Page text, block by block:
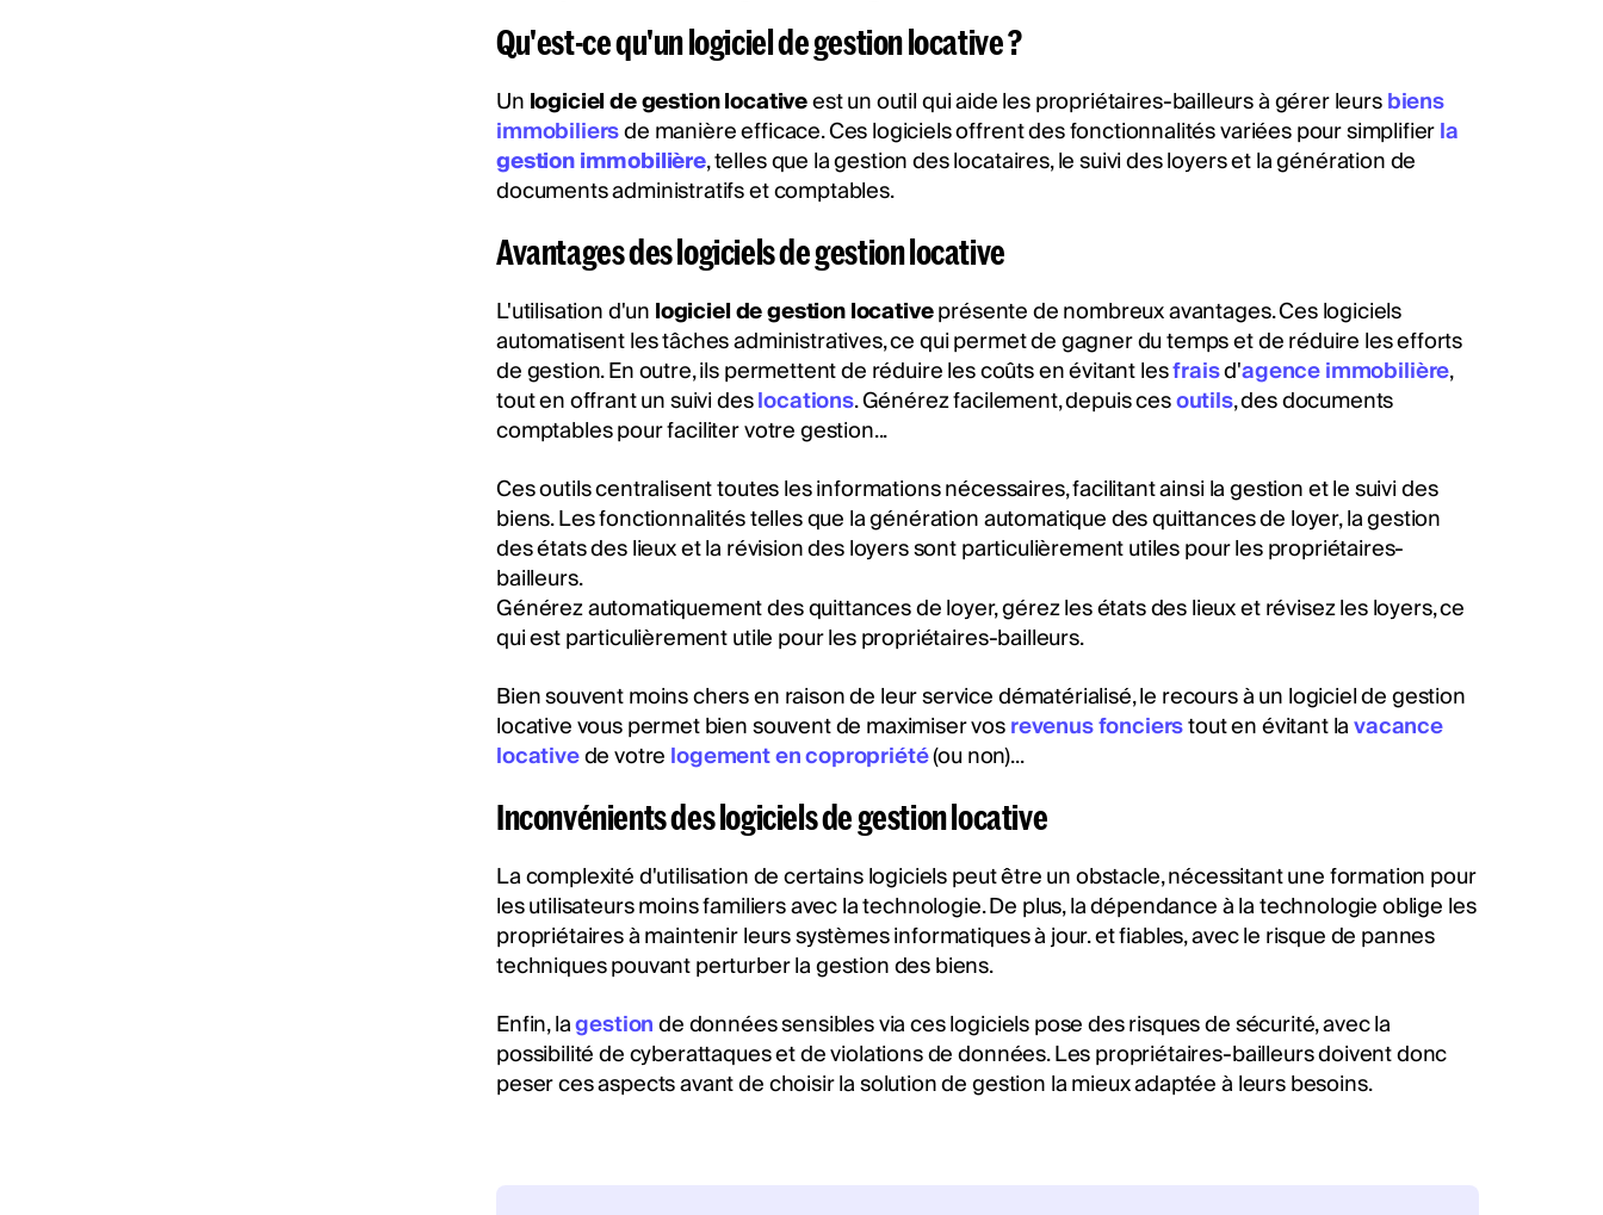
Qu'est-ce qu'un logiciel de gestion locative ?
Unlogiciel de gestion locativeest un outil qui aide les propriétaires-bailleurs à gérer leursbiens
immobiliersde manière efficace. Ces logiciels offrent des fonctionnalités variées pour simplifierla
gestion immobilière, telles que la gestion des locataires, le suivi des loyers et la génération de
documents administratifs et comptables.
Avantages des logiciels de gestion locative
L'utilisation d'unlogiciel de gestion locativeprésente de nombreux avantages. Ces logiciels
automatisent les tâches administratives, ce qui permet de gagner du temps et de réduire les efforts
de gestion. En outre, ils permettent de réduire les coûts en évitant lesfraisd'agence immobilière,
tout en offrant un suivi deslocations. Générez facilement, depuis cesoutils, des documents
comptables pour faciliter votre gestion...
Ces outils centralisent toutes les informations nécessaires, facilitant ainsi la gestion et le suivi des
biens. Les fonctionnalités telles que la génération automatique des quittances de loyer, la gestion
des états des lieux et la révision des loyers sont particulièrement utiles pour les propriétaires-
bailleurs.
Générez automatiquement des quittances de loyer, gérez les états des lieux et révisez les loyers, ce
qui est particulièrement utile pour les propriétaires-bailleurs.
Bien souvent moins chers en raison de leur service dématérialisé, le recours à un logiciel de gestion
locative vous permet bien souvent de maximiser vosrevenus foncierstout en évitant lavacance
locativede votrelogement en copropriété(ou non)...
Inconvénients des logiciels de gestion locative
La complexité d'utilisation de certains logiciels peut être un obstacle, nécessitant une formation pour
les utilisateurs moins familiers avec la technologie. De plus, la dépendance à la technologie oblige les
propriétaires à maintenir leurs systèmes informatiques à jour. et fiables, avec le risque de pannes
techniques pouvant perturber la gestion des biens.
Enfin, lagestionde données sensibles via ces logiciels pose des risques de sécurité, avec la
possibilité de cyberattaques et de violations de données. Les propriétaires-bailleurs doivent donc
peser ces aspects avant de choisir la solution de gestion la mieux adaptée à leurs besoins.